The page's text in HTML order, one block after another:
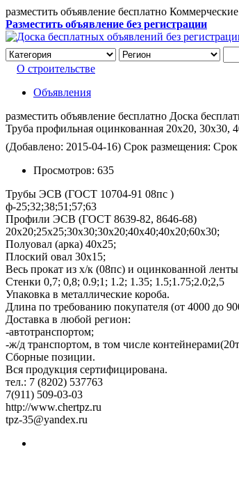
разместить объявление бесплатно
Разместить объявление без регистрации
О строительстве
Объявления
разместить объявление бесплатно Доска
Труба профильная оцинкованная 20х20, 30х30,
(Добавлено: 2015-04-16) Срок размещения: Срок
Просмотров: 635
Трубы ЭСВ (ГОСТ 10704-91 08пс )
ф-25;32;38;51;57;63
Профили ЭСВ (ГОСТ 8639-82, 8646-68)
20х20;25х25;30х30;30х20;40х40;40х20;60х30;
Полуовал (арка) 40х25;
Плоский овал 30х15;
Весь прокат из х/к (08пс) и оцинкованной
Стенки 0,7; 0,8; 0.9;1; 1.2; 1.35; 1.5;1.75;2.0;2,5
Упаковка в металлические короба.
Длина по требованию покупателя (от 4000 до
Доставка в любой регион:
-автотранспортом;
-ж/д транспортом, в том числе
Сборные позиции.
Вся продукция сертифицирована.
тел.: 7 (8202) 537763
7(911) 509-03-03
http://www.chertpz.ru
tpz-35@yandex.ru